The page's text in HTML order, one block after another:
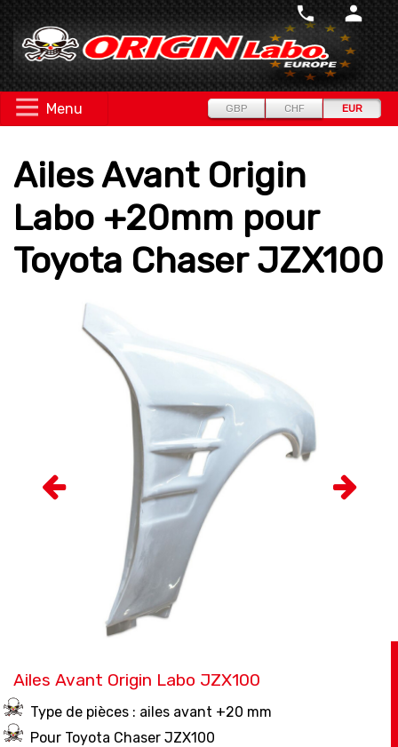
Menu GBP CHF EUR
Ailes Avant Origin
Labo +20mm pour
Toyota Chaser JZX100
Ailes Avant Origin Labo JZX100
Type de pièces : ailes avant +20 mm
Pour Toyota Chaser JZX100